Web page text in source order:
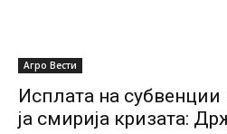
Агро Вести
Исплата на
ја смирија кризата: